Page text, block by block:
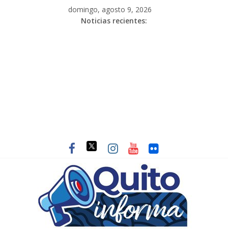
domingo, agosto 9, 2026
Noticias recientes: